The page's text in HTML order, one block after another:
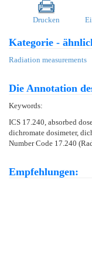
Drucken
Kategorie -
Radiation measurements
Die Annotation
Keywords:
ICS 17.240, absorbed
dichromate dosimeter,
Number Code 17.240
Empfehlungen: